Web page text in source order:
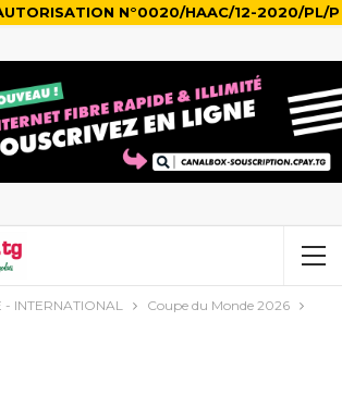
N°0020/HAAC/12-2020/PL/P
- INTERNATIONAL Coupe du Monde 2026